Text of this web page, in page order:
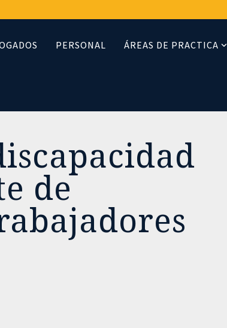
PERSONAL ÁREAS DE PRACTICA
de